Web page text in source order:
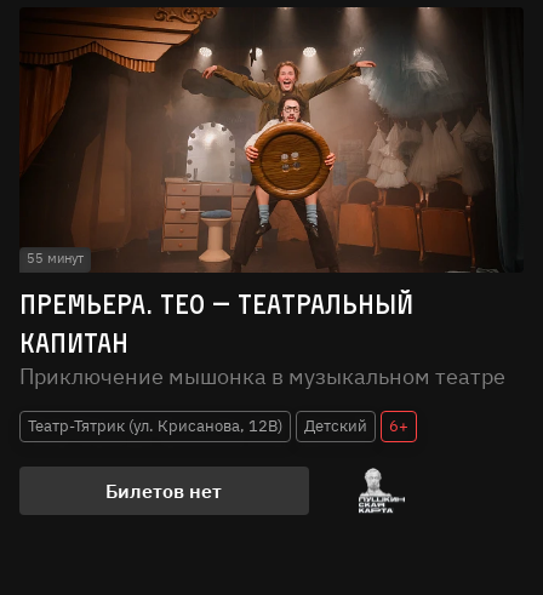
55 минут
Премьера. Тео — театральный
капитан
Приключение мышонка в музыкальном театре
Театр-Тятрик (ул. Крисанова, 12В) Детский 6+
Билетов нет